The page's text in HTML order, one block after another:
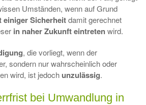
Umständen, wennaufGrund
einiger Sicherheitdamitgerechnet
in naher Zukunft eintretenwird.
, die vorliegt, wenn der
sondern nur wahrscheinlich oder
wird, ist jedoch unzulässig.
bei Umwandlung in